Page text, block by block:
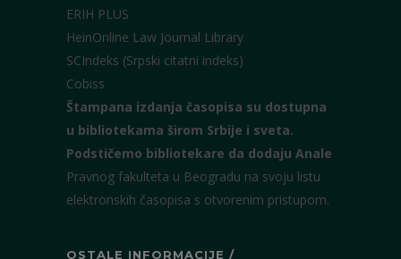
ERIH PLUS
HeinOnline Law Journal Library
SCIndeks (Srpski citatni indeks)
Cobiss
Štampana izdanja časopisa su dostupna
u bibliotekama širom Srbije i sveta.
Podstičemo bibliotekare da dodaju Anale
Pravnog fakulteta u Beogradu na svoju listu
elektronskih časopisa s otvorenim pristupom.
OSTALE INFORMACIJE /